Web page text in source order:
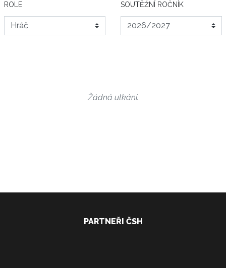
ROLE SOUTĚŽNÍ ROČNÍK
Žádná utkání.
PARTNEŘI ČSH